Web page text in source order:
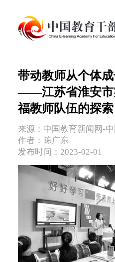
带动教师从个体
——江苏省淮安市
福教师队伍的探索
来源：中国教育新闻网-
作者：陈广东
发布时间：2023-02-01